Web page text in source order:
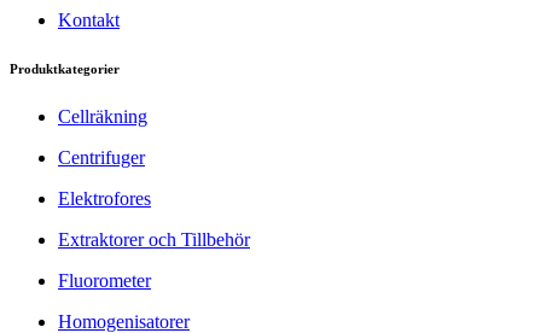
Kontakt
Produktkategorier
Cellräkning
Centrifuger
Elektrofores
Extraktorer och Tillbehör
Fluorometer
Homogenisatorer